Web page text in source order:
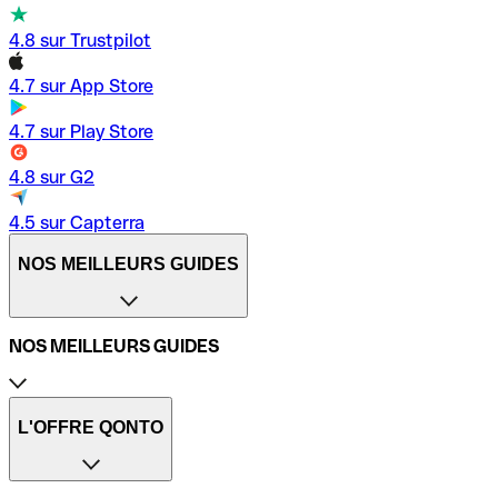
4.8 sur Trustpilot
4.7 sur App Store
4.7 sur Play Store
4.8 sur G2
4.5 sur Capterra
NOS MEILLEURS GUIDES
NOS MEILLEURS GUIDES
Compte professionnel Qonto
Création d’entreprise
Dépôt de chèque
L'OFFRE QONTO